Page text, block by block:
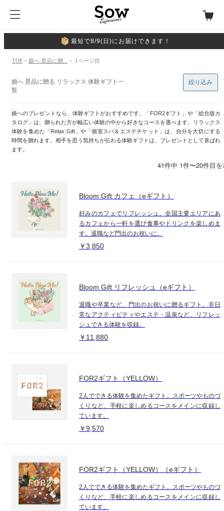
最短で8/9(日)にお届けできます！
TOP > 娘へ 景品に贈... > 1ページ目
娘へ 景品に贈る リラックス 体験ギフト一
覧
娘へのプレゼントなら、体験ギフトがおすすめです。「FOR2ギフト」や「総合版カ
タログ」は、贈られた方が幅広い体験の中から好きなコースを選べます。リラックス
体験を集めた「Relax Gift」や「個室スパ＆エステチケット」は、自分を大切にする
時間を贈れます。相手を思う気持ちが伝わる体験ギフトは、プレゼントとして喜ばれ
ます。
絞り込み
41件中 1件〜20件目
Bloom Gift カフェ（eギフト）
好みのカフェでリフレッシュ。全国主要エリアにあ
るカフェから一軒を選び食事やドリンクを楽しめま
す。退職など門出のお祝いに。
￥3,850
Bloom Gift リフレッシュ（eギフト）
退職や卒業など、門出のお祝いに贈るギフト。非日
常なアクティビティやエステ・温泉など、リフレッ
シュできる体験を収録。
￥11,880
FOR2ギフト（YELLOW）
2人でできる体験を集めたギフト。スポーツやものづ
くりなど、手軽に楽しめるコースをメインに収録し
ています。
￥9,570
FOR2ギフト（YELLOW）（eギフト）
2人でできる体験を集めたギフト。スポーツやものづ
くりなど、手軽に楽しめるコースをメインに収録し
ています。